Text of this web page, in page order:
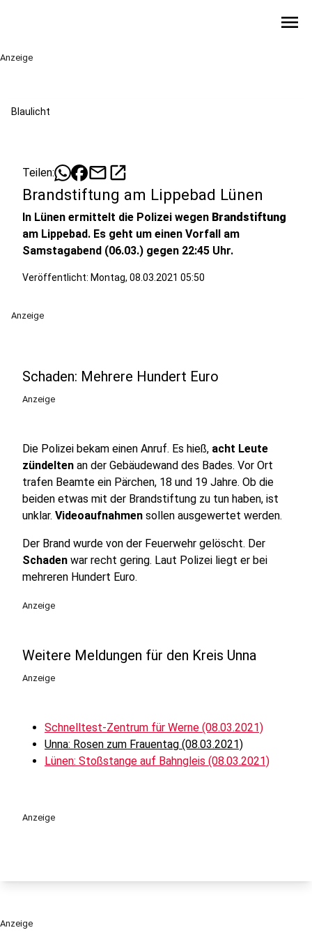
menu
Anzeige
Blaulicht
Teilen: mailopen_in_new
Brandstiftung am Lippebad Lünen
In Lünen ermittelt die Polizei wegen Brandstiftung
am Lippebad. Es geht um einen Vorfall am
Samstagabend (06.03.) gegen 22:45 Uhr.
Veröffentlicht: Montag, 08.03.2021 05:50
Anzeige
Schaden: Mehrere Hundert Euro
Anzeige
Die Polizei bekam einen Anruf. Es hieß, acht Leute
zündelten an der Gebäudewand des Bades. Vor Ort
trafen Beamte ein Pärchen, 18 und 19 Jahre. Ob die
beiden etwas mit der Brandstiftung zu tun haben, ist
unklar. Videoaufnahmen sollen ausgewertet werden.
Der Brand wurde von der Feuerwehr gelöscht. Der
Schaden war recht gering. Laut Polizei liegt er bei
mehreren Hundert Euro.
Anzeige
Weitere Meldungen für den Kreis Unna
Anzeige
Schnelltest-Zentrum für Werne (08.03.2021)
Unna: Rosen zum Frauentag (08.03.2021)
Lünen: Stoßstange auf Bahngleis (08.03.2021)
Anzeige
Anzeige